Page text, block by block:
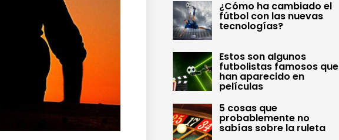
¿Cómo ha cambiado el
fútbol con las nuevas
tecnologías?
Estos son algunos
futbolistas famosos que
han aparecido en
películas
5 cosas que
probablemente no
sabías sobre la ruleta